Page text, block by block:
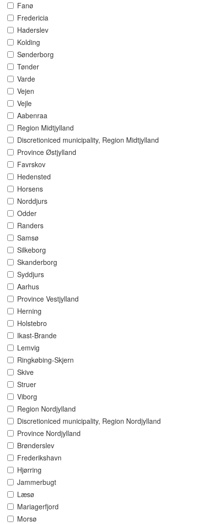
Fanø
Fredericia
Haderslev
Kolding
Sønderborg
Tønder
Varde
Vejen
Vejle
Aabenraa
Region Midtjylland
Discretioniced municipality, Region Midtjylland
Province Østjylland
Favrskov
Hedensted
Horsens
Norddjurs
Odder
Randers
Samsø
Silkeborg
Skanderborg
Syddjurs
Aarhus
Province Vestjylland
Herning
Holstebro
Ikast-Brande
Lemvig
Ringkøbing-Skjern
Skive
Struer
Viborg
Region Nordjylland
Discretioniced municipality, Region Nordjylland
Province Nordjylland
Brønderslev
Frederikshavn
Hjørring
Jammerbugt
Læsø
Mariagerfjord
Morsø